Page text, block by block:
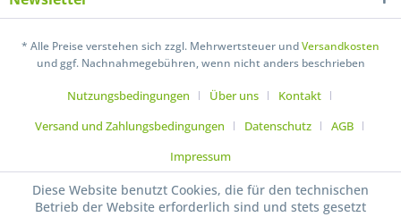
* Alle Preise verstehen sich zzgl. Mehrwertsteuer undVersandkosten
und ggf. Nachnahmegebühren, wenn nicht anders beschrieben
Nutzungsbedingungen Über uns
Kontakt
Versand und Zahlungsbedingungen
Datenschutz
AGB
Impressum
Diese Website benutzt Cookies, die für den technischen
Betrieb der Website erforderlich sind und stets gesetzt